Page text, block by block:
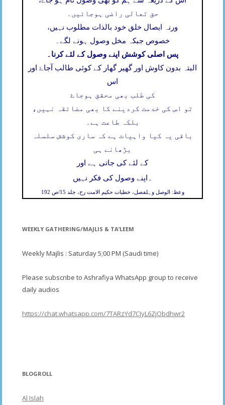
حق تعالی راضی ہوجائیں۔
ورنہ ایصال خلق خود بالذات مطلوب نہیں،
خصوص جبکہ مخل وصول ہونے لگے۔
پس اصلی کوشش اپنے وصول کے لئے کرنا۔
البتہ بدون کاوش اور گھیر گھار کے کوئی طالب آجاۓ اور
اس
کی طلب بھی محقق ہوجاۓ
تو اس کی خدمت کردینے کا بھی مضائقہ نہیں،
بلکہ طاعت ہے۔
باقی یہ کیا واہیات ہے کہ ساری کوشش سلسلہ
بڑھانے ہی
کے لئے کی جاتی ہے اور
اپنے وصول کی فکر نہیں ۔
وعظ: الوصل وہلفصل، خطبات حکیم الامت رح، جلد 15/ص 192
WEEKLY GATHERING/MAJLIS & TA’LEEM
Weekly Majlis : Saturday 5;00 PM (Saudi time)
Please subscribe to Ashrafiya WhatsApp group to receive
daily audios
https://chat.whatsapp.com/7TARzYd7CJyL6ZjObdhwr2
BLOGROLL
Al Islah